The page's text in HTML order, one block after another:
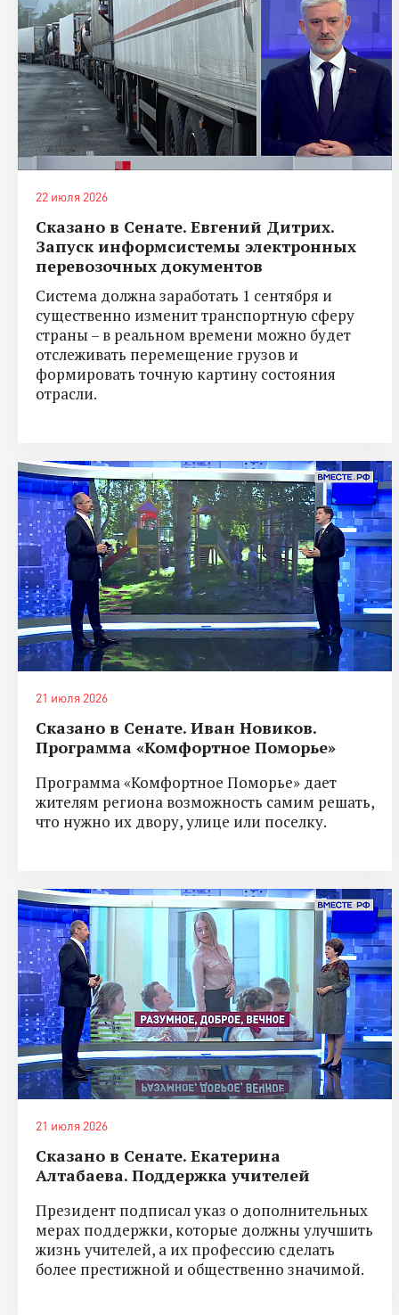
22 июля 2026
Сказано в Сенате. Евгений Дитрих.
Запуск информсистемы электронных
перевозочных документов
Система должна заработать 1 сентября и
существенно изменит транспортную сферу
страны – в реальном времени можно будет
отслеживать перемещение грузов и
формировать точную картину состояния
отрасли.
21 июля 2026
Сказано в Сенате. Иван Новиков.
Программа «Комфортное Поморье»
Программа «Комфортное Поморье» дает
жителям региона возможность самим решать,
что нужно их двору, улице или поселку.
21 июля 2026
Сказано в Сенате. Екатерина
Алтабаева. Поддержка учителей
Президент подписал указ о дополнительных
мерах поддержки, которые должны улучшить
жизнь учителей, а их профессию сделать
более престижной и общественно значимой.